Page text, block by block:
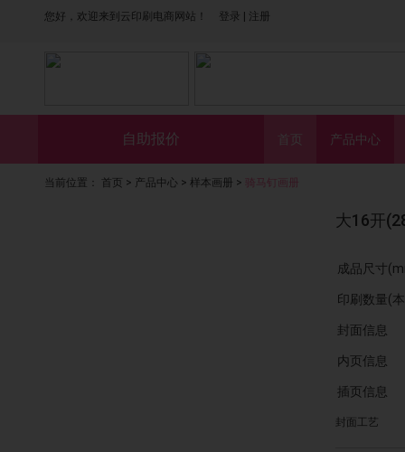
您好，欢迎来到云印刷电商网站！ 登录 注册
自助报价 首页 产品中心
当前位置： 首页 > 产品中心 > 样本画册 > 骑马钉画册
大16开
成品尺寸
印刷数量(
封面信息
内页信息
插页信息
封面工艺